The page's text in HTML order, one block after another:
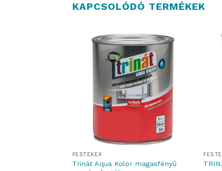
KAPCSOLÓDÓ TERMÉKEK
FESTÉKEK
Trinát Aqua Kolor magasfényű